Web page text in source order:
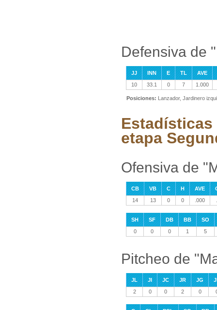
Defensiva de
JJ INN E TL
AVE
10
33.1 0 7 1.000
Posiciones: Lanzador, Jardinero
etapa
Ofensiva de
CB VB C H AVE
14
13 0 0 .000
SH SF DB BB
SO
0
0 0 1 5
Pitcheo de
JL JI JC JR JG
2
0 0 2 0